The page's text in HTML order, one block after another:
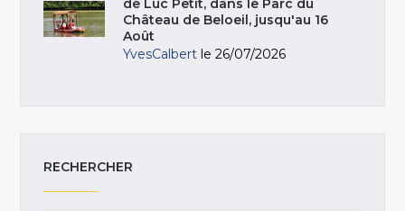
Château de Beloeil, jusqu'au 16
Août
YvesCalbert le 26/07/2026
RECHERCHER